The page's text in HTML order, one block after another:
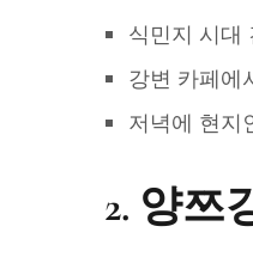
식민지 시대
강변 카페에
저녁에 현지
2. 양쯔